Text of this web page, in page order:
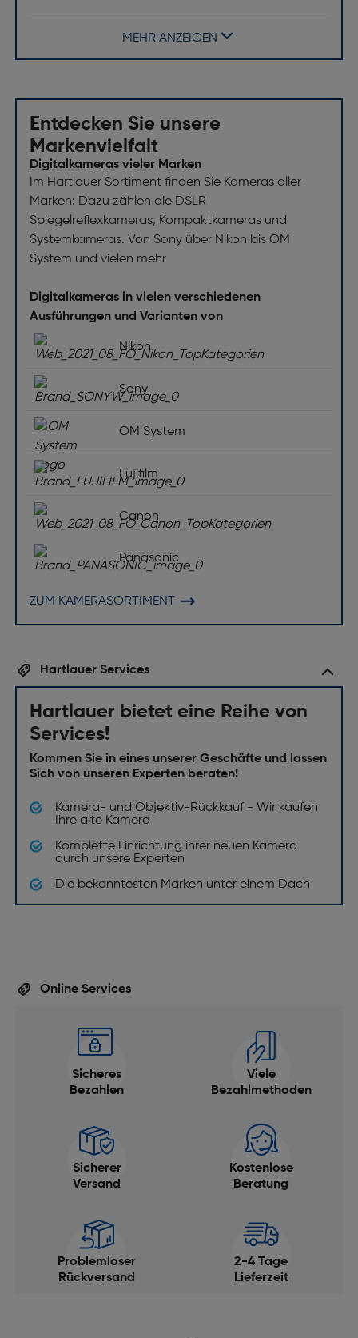
Gewicht und Abmessungen
Breite [mm]: 150,2
Tiefe [mm]: 112,2
Höhe [mm]: 96
Gewicht [g]: 452
Leistung
Batteriebetrieben: Nein
Akku: Ja
Blitz
Eingebauter Blitz: Ja
MEHR ANZEIGEN
Entdecken Sie unsere
Markenvielfalt
Digitalkameras vieler Marken
Im Hartlauer Sortiment finden Sie Kameras aller
Marken: Dazu zählen die DSLR
Spiegelreflexkameras, Kompaktkameras und
Systemkameras. Von Sony über Nikon bis OM
System und vielen mehr
Digitalkameras in vielen verschiedenen
Ausführungen und Varianten von
Nikon
Sony
OM System
Fujifilm
Canon
Panasonic
ZUM KAMERASORTIMENT
Hartlauer Services
Hartlauer bietet eine Reihe von
Services!
Kommen Sie in eines unserer Geschäfte und lassen
Sich von unseren Experten beraten!
Kamera- und Objektiv-Rückkauf - Wir kaufen
Ihre alte Kamera
Komplette Einrichtung ihrer neuen Kamera
durch unsere Experten
Die bekanntesten Marken unter einem Dach
Online Services
Sicheres
Bezahlen
Viele
Bezahlmethoden
Sicherer
Versand
Kostenlose
Beratung
Problemloser
Rückversand
2-4 Tage
Lieferzeit